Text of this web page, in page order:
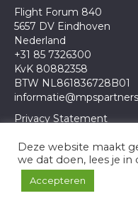
Flight Forum 840
5657 DV Eindhoven
Nederland
+31 85 7326300
KvK 80882358
BTW NL861836728B01
Privacy Statement
Deze website maakt
we dat doen, lees je in
Accepteren